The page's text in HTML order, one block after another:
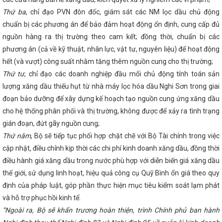
CĐN Công Thương Hà Tĩnh tổ chức Hội nghị tổng kết hoạt động
nhiệm vụ năm 2025
Bế mạc Hội nghị lần thứ 2 BCH TƯ
về những vấn đề lớn, hệ trọng
Kế hoạch Triển khai các
nhân Việt Nam 13 tháng 10 năm 2023
Tắt đèn hưởng
điệp “Sáng tạo xanh - Tương lai xanh”
Sở Công Thương
nhân ngày Doanh nhân Việt Nam
Thủ tướng Chính phủ
Danh sách các
quét trên địa bàn Hà Tĩnh
Trang trọng lễ kỷ niệm 80 năm
vũ trang Hà Tĩnh
10 sự kiện nổi bật ngành Công Thương
Hà Tĩnh đỡ đầu thôn biên giới xây dựng nông thôn mới
giới thiệu sản phẩm, kết nối giao thương tại các chuỗi sự kiện
phố Đà Nẵng
Hoàn thiện chuỗi cung ứng, mở rộng thị
Bộ Chính trị ban hành Nghị quyết xây dựng và phát huy
Hội chợ Công Thương vùng Tây Bắc - Lai Châu 2023 cơ
phân phối, tiêu thụ hàng hóa cho sản phẩm Hà Tĩnh
công thương trình kỳ họp HĐND tỉnh
Những điểm nhấn
và giải pháp triển khai nhiệm vụ năm 2025
Cảnh giác
cấp trên không gian mạng
Sơ đồ tham quan Triển lãm
CĐN Công Thương nắm tình hình sản suất kinh doanh tại
đán Quý Mão 2023
Chủ tịch Hồ Chí Minh và hành
độc lập, tự do
SỞ CÔNG THƯƠNG HÀ TĨNH BÁO CÁO VỀ
HỖ TRỢ, CHẾ BIẾN CHẾ TẠO TỈNH HÀ TĨNH ĐẾN NĂM 2030
Sở Công Thương tổ chức Chào cờ - triển khai công tác
Tĩnh dừng tổ chức chương trình nghệ thuật và bắn pháo hoa dịp
áp thấp nhiệt đới
GIẢI PHÁP ĐẨY MẠNH PHÁT TRIỂN
Thứ ba, chỉ đạo PVN đôn đốc, giám sát các NM lọc dầu chủ động
chuẩn bị các phương án để bảo đảm hoạt động ổn định, cung cấp đủ
nguồn hàng ra thị trường theo cam kết; đồng thời, chuẩn bị các
phương án (cả về kỹ thuật, nhân lực, vật tư, nguyên liệu) để hoạt động
hết (và vượt) công suất nhằm tăng thêm nguồn cung cho thị trường;
Thứ tư, chỉ đạo các doanh nghiệp đầu mối chủ động tính toán sản
lượng xăng dầu thiếu hụt từ nhà máy lọc hóa dầu Nghi Sơn trong giai
đoạn bảo dưỡng để xây dựng kế hoạch tạo nguồn cung ứng xăng dầu
cho hệ thống phân phối và thị trường, không được để xảy ra tình trạng
gián đoạn, đứt gãy nguồn cung;
Thứ năm, Bộ sẽ tiếp tục phối hợp chặt chẽ với Bộ Tài chính trong việc
cập nhật, điều chỉnh kịp thời các chi phí kinh doanh xăng dầu, đồng thời
điều hành giá xăng dầu trong nước phù hợp với diễn biến giá xăng dầu
thế giới, sử dụng linh hoạt, hiệu quả công cụ Quỹ Bình ổn giá theo quy
định của pháp luật, góp phần thực hiện mục tiêu kiểm soát lạm phát
và hỗ trợ phục hồi kinh tế.
“Ngoài ra, Bộ sẽ khẩn trương hoàn thiện, trình Chính phủ ban hành